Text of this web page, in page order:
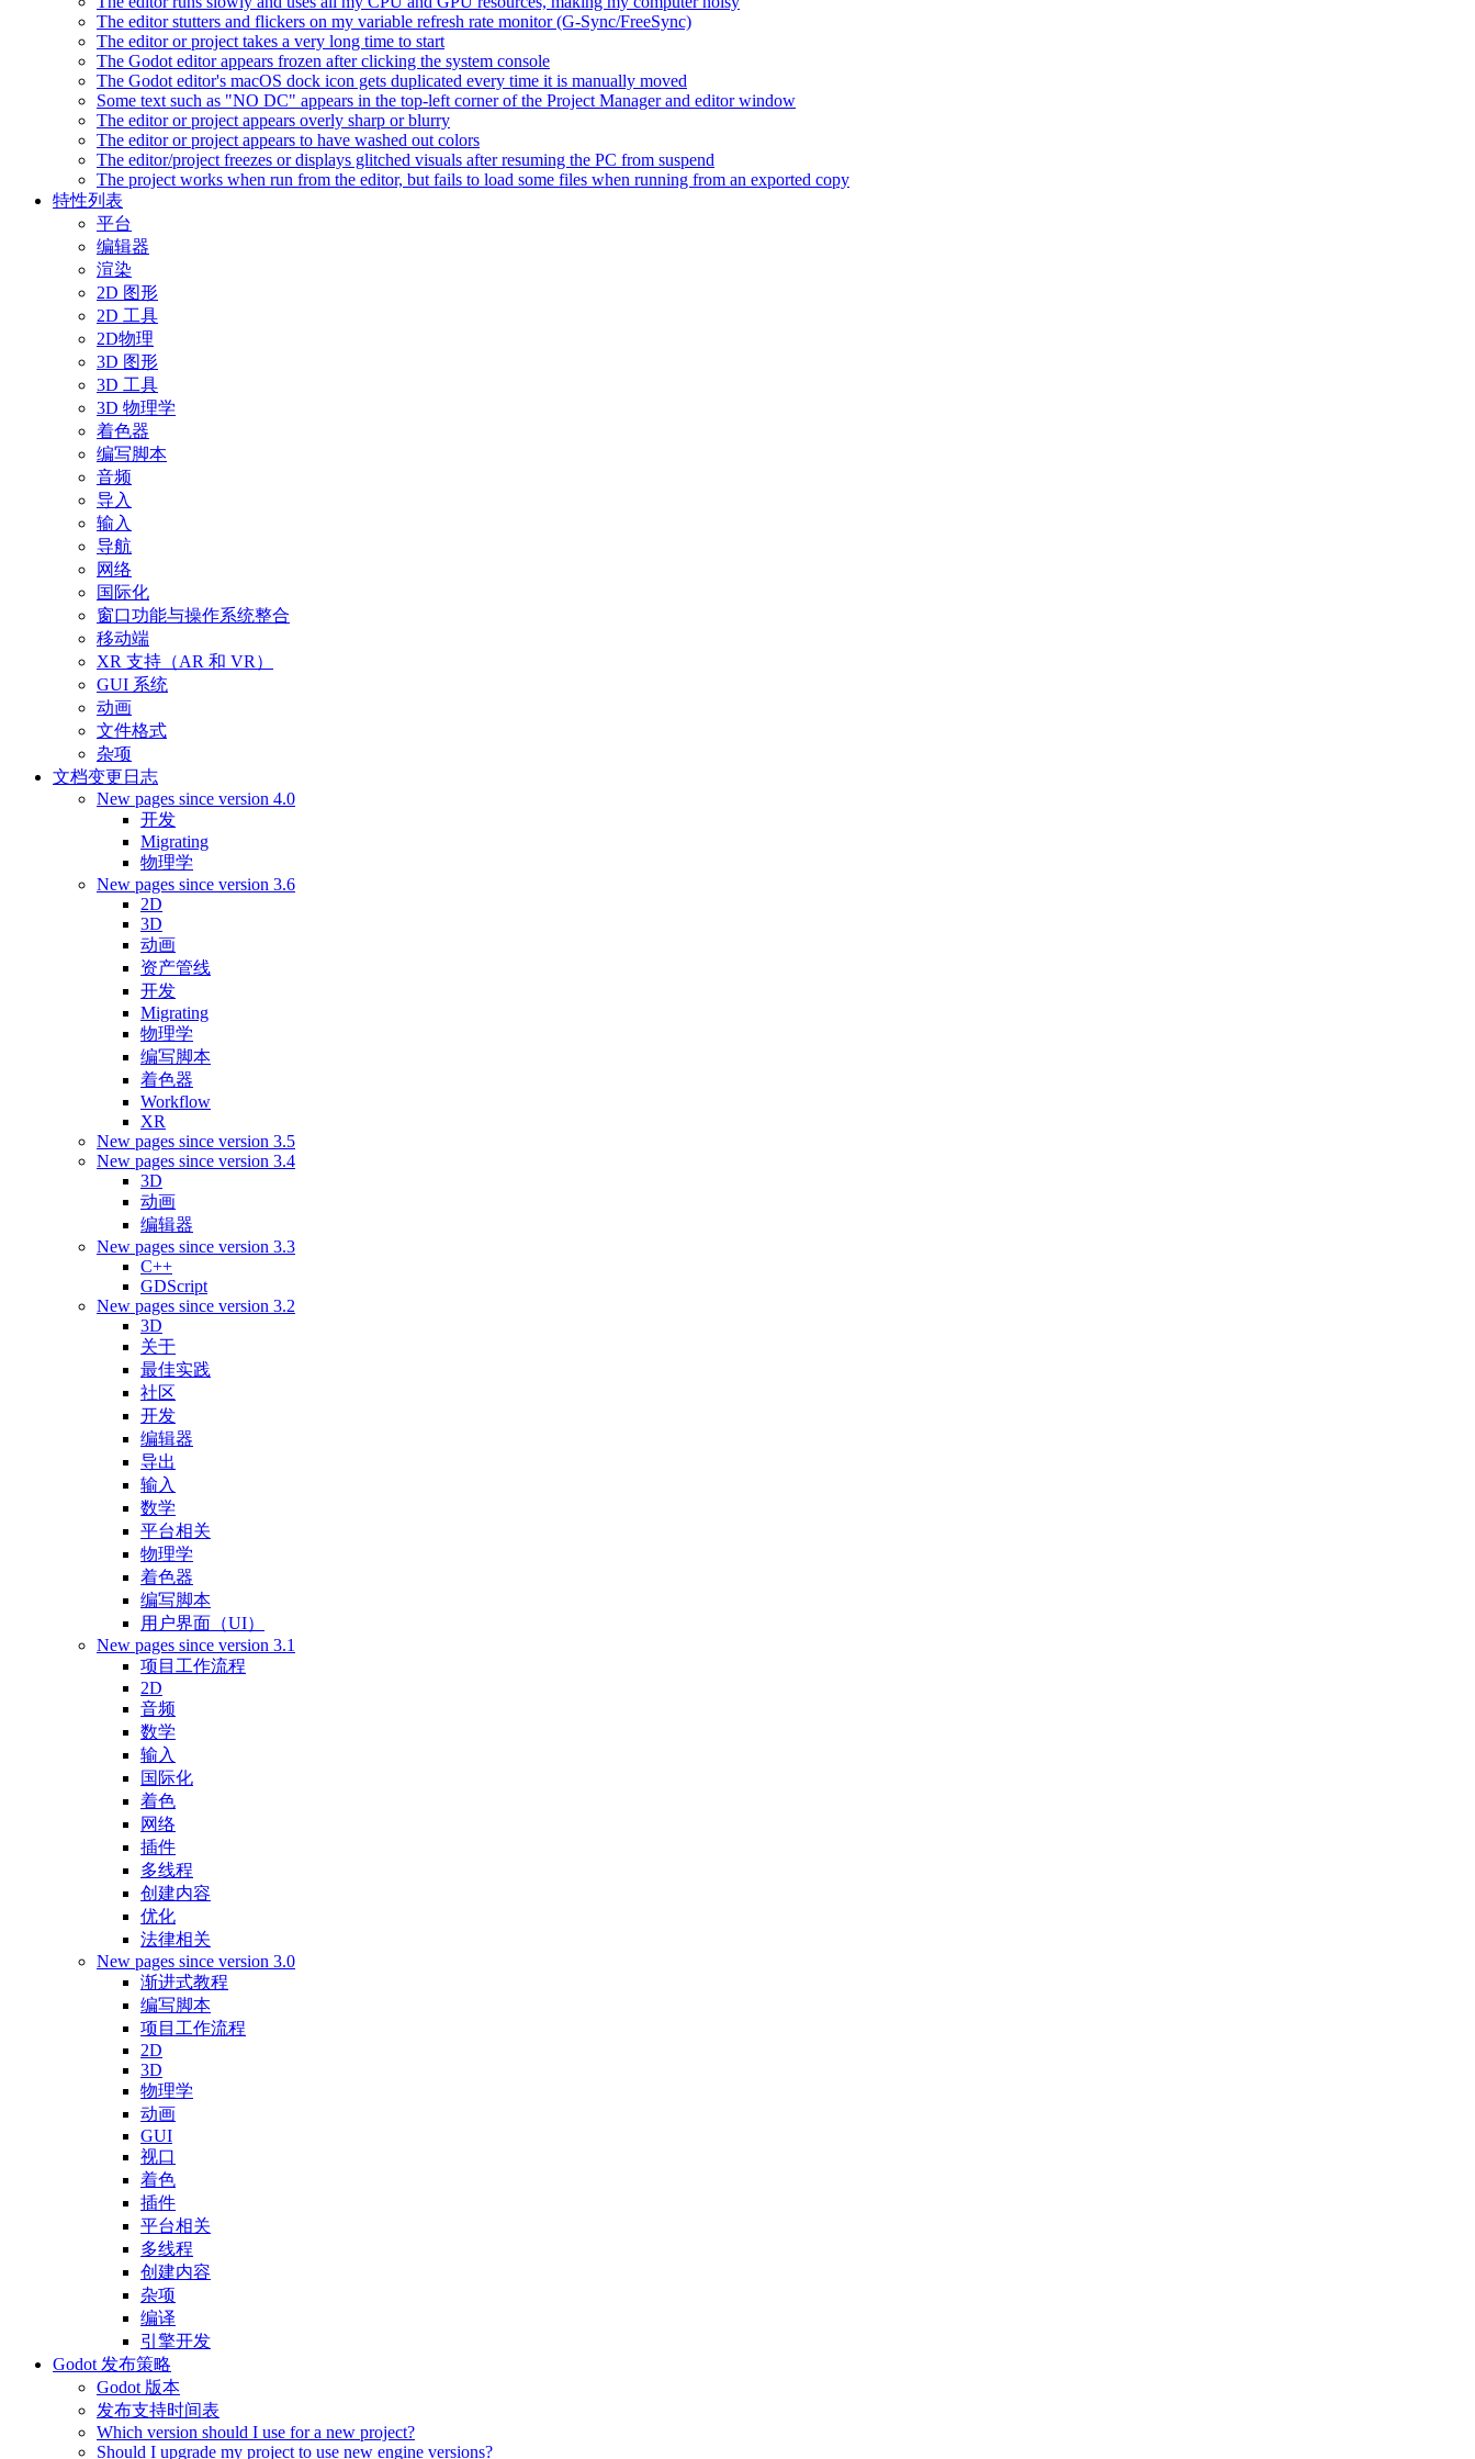
The editor stutters and flickers on my variable refresh rate monitor (G-Sync/FreeSync)
The editor or project takes a very long time to start
The Godot editor appears frozen after clicking the system console
The Godot editor's macOS dock icon gets duplicated every time it is manually moved
Some text such as "NO DC" appears in the top-left corner of the Project Manager and editor window
The editor or project appears overly sharp or blurry
The editor or project appears to have washed out colors
The editor/project freezes or displays glitched visuals after resuming the PC from suspend
The project works when run from the editor, but fails to load some files when running from an exported copy
特性列表
平台
编辑器
渲染
2D 图形
2D 工具
2D物理
3D 图形
3D 工具
3D 物理学
着色器
编写脚本
音频
导入
输入
导航
网络
国际化
窗口功能与操作系统整合
移动端
XR 支持（AR 和 VR）
GUI 系统
动画
文件格式
杂项
文档变更日志
New pages since version 4.0
开发
Migrating
物理学
New pages since version 3.6
2D
3D
动画
资产管线
开发
Migrating
物理学
编写脚本
着色器
Workflow
XR
New pages since version 3.5
New pages since version 3.4
3D
动画
编辑器
New pages since version 3.3
C++
GDScript
New pages since version 3.2
3D
关于
最佳实践
社区
开发
编辑器
导出
输入
数学
平台相关
物理学
着色器
编写脚本
用户界面（UI）
New pages since version 3.1
项目工作流程
2D
音频
数学
输入
国际化
着色
网络
插件
多线程
创建内容
优化
法律相关
New pages since version 3.0
渐进式教程
编写脚本
项目工作流程
2D
3D
物理学
动画
GUI
视口
着色
插件
平台相关
多线程
创建内容
杂项
编译
引擎开发
Godot 发布策略
Godot 版本
发布支持时间表
Which version should I use for a new project?
Should I upgrade my project to use new engine versions?